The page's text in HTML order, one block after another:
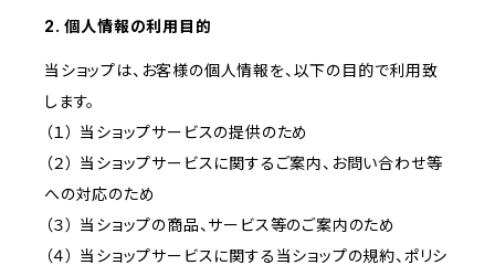
2. 個人情報の利用目的
当ショップは、お客様の個人情報を、以下の目的で利用致
します。
（１） 当ショップサービスの提供のため
（２） 当ショップサービスに関するご案内、お問い合わせ等
への対応のため
（３） 当ショップの商品、サービス等のご案内のため
（４） 当ショップサービスに関する当ショップの規約、ポリシ